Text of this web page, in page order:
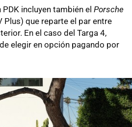
incluyen también el Porsche
Plus) que reparte el par entre
En el caso del Targa 4,
elegir en opción pagando por